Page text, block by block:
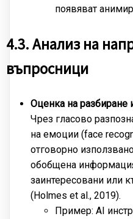
появяват
4.3. Анализ на
въпросници
Оценка на разбиране
Чрез гласово
на емоции (face
отговорно
обобщена
заинтересовани или
(Holmes et al., 2019).
Пример: AI